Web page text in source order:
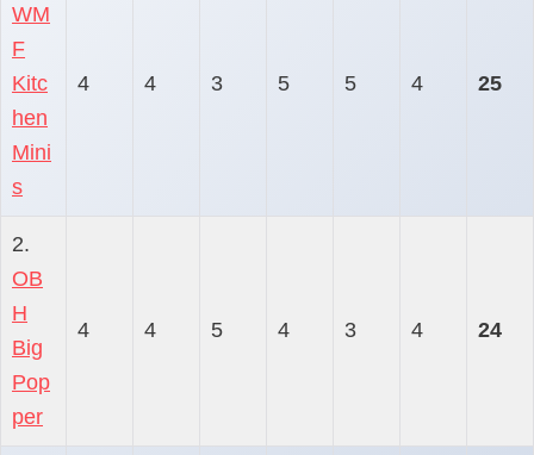
WM
F
Kitc
hen
Mini
s
4 4 3 5 5 4 25
2.
OB
H
Big
Pop
per
4 4 5 4 3 4 24